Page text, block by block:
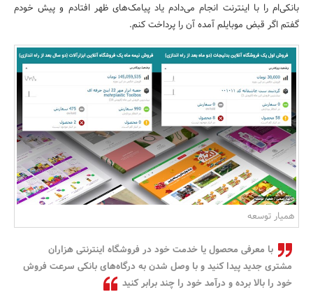
مسکن و ساختمان
بانکی‌ام را با اینترنت انجام می‌دادم یاد پیامک‌های ظهر افتادم و پیش خودم
گفتم اگر قبض موبایلم آمده آن را پرداخت کنم.
همیار توسعه
با معرفی محصول یا خدمت خود در فروشگاه اینترنتی هزاران
مشتری جدید پیدا کنید و با وصل شدن به درگاه‌های بانکی سرعت فروش
خود را بالا برده و درآمد خود را چند برابر کنید